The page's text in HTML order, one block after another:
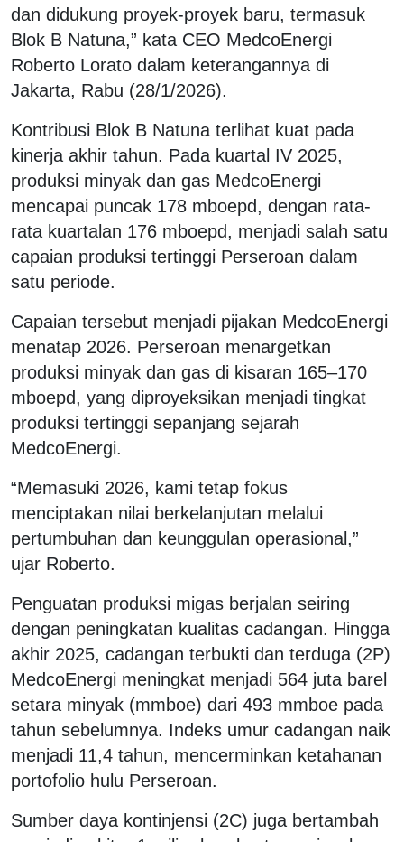
dan didukung proyek-proyek baru, termasuk
Blok B Natuna,” kata CEO MedcoEnergi
Roberto Lorato dalam keterangannya di
Jakarta, Rabu (28/1/2026).
Kontribusi Blok B Natuna terlihat kuat pada
kinerja akhir tahun. Pada kuartal IV 2025,
produksi minyak dan gas MedcoEnergi
mencapai puncak 178 mboepd, dengan rata-
rata kuartalan 176 mboepd, menjadi salah satu
capaian produksi tertinggi Perseroan dalam
satu periode.
Capaian tersebut menjadi pijakan MedcoEnergi
menatap 2026. Perseroan menargetkan
produksi minyak dan gas di kisaran 165–170
mboepd, yang diproyeksikan menjadi tingkat
produksi tertinggi sepanjang sejarah
MedcoEnergi.
“Memasuki 2026, kami tetap fokus
menciptakan nilai berkelanjutan melalui
pertumbuhan dan keunggulan operasional,”
ujar Roberto.
Penguatan produksi migas berjalan seiring
dengan peningkatan kualitas cadangan. Hingga
akhir 2025, cadangan terbukti dan terduga (2P)
MedcoEnergi meningkat menjadi 564 juta barel
setara minyak (mmboe) dari 493 mmboe pada
tahun sebelumnya. Indeks umur cadangan naik
menjadi 11,4 tahun, mencerminkan ketahanan
portofolio hulu Perseroan.
Sumber daya kontinjensi (2C) juga bertambah